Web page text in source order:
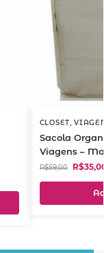
CLOSET,
Sacola
Viagens –
R$59,00 R$